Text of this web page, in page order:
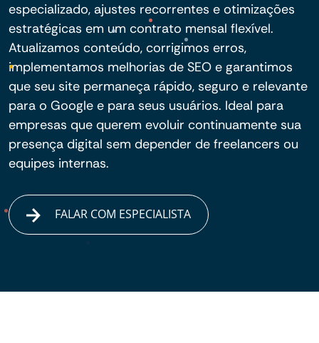
especializado, ajustes recorrentes e otimizações
estratégicas em um contrato mensal flexível.
Atualizamos conteúdo, corrigimos erros,
implementamos melhorias de SEO e garantimos
que seu site permaneça rápido, seguro e relevante
para o Google e para seus usuários. Ideal para
empresas que querem evoluir continuamente sua
presença digital sem depender de freelancers ou
equipes internas.
FALAR COM ESPECIALISTA